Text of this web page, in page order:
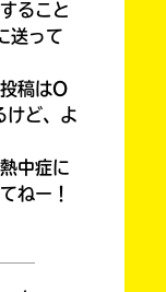
ること
送って
稿はO
ど、よ
中症に
ねー！